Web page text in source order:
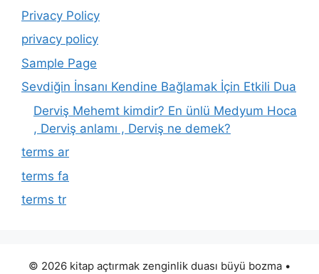
Privacy Policy
privacy policy
Sample Page
Sevdiğin İnsanı Kendine Bağlamak İçin Etkili Dua
Derviş Mehemt kimdir? En ünlü Medyum Hoca
, Derviş anlamı , Derviş ne demek?
terms ar
terms fa
terms tr
© 2026 kitap açtırmak zenginlik duası büyü bozma •